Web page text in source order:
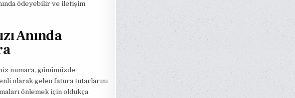
ödeyebilir ve iletişim
Anında
numara, günümüzde
olarak gelen fatura tutarlarını
önlemek için oldukça